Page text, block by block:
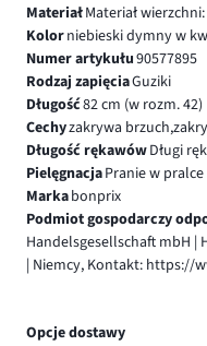
MateriałMateriał
Kolorniebieski dymny w
Numer artykułu90577895
Rodzaj zapięciaGuziki
Długość82 cm (w rozm. 42)
Cechyzakrywa
Długość rękawówDługi
PielęgnacjaPranie w pralce
Markabonprix
Podmiot gospodarczy
Handelsgesellschaft mbH |
| Niemcy, Kontakt:
Opcje dostawy